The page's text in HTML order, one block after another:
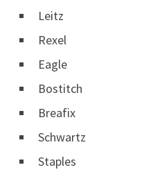
Leitz
Rexel
Eagle
Bostitch
Breafix
Schwartz
Staples